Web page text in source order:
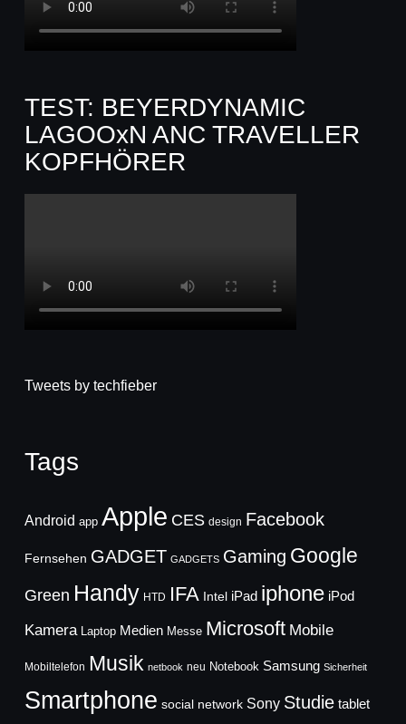
TEST: BEYERDYNAMIC
LAGOOxN ANC TRAVELLER
KOPFHÖRER
Tweets by techfieber
Tags
Android app Apple CES design Facebook
Fernsehen GADGET GADGETS Gaming Google
Green Handy HTD IFA Intel iPad iphone iPod
Kamera Laptop Medien Messe Microsoft Mobile
Mobiltelefon Musik netbook neu Notebook Samsung Sicherheit
Smartphone social network Sony Studie tablet